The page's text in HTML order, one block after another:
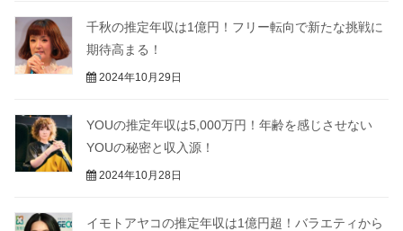
千秋の推定年収は1億円！フリー転向で新たな挑戦に
期待高まる！
2024年10月29日
YOUの推定年収は5,000万円！年齢を感じさせない
YOUの秘密と収入源！
2024年10月28日
イモトアヤコの推定年収は1億円超！バラエティから